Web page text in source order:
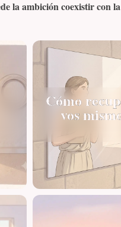
Cómo
vos